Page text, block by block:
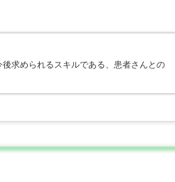
求められるスキルである、患者さんとの